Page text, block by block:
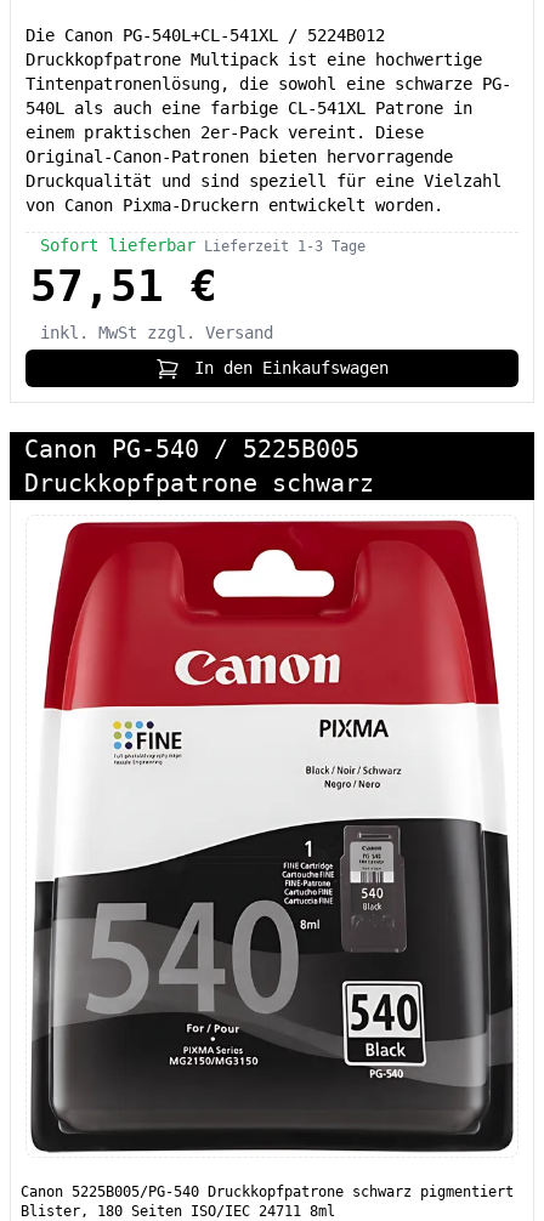
Die Canon PG-540L+CL-541XL / 5224B012
Druckkopfpatrone Multipack ist eine hochwertige
Tintenpatronenlösung, die sowohl eine schwarze PG-
540L als auch eine farbige CL-541XL Patrone in
einem praktischen 2er-Pack vereint. Diese
Original-Canon-Patronen bieten hervorragende
Druckqualität und sind speziell für eine Vielzahl
von Canon Pixma-Druckern entwickelt worden.
Sofort lieferbar Lieferzeit 1-3 Tage
57,51 €
inkl. MwSt
zzgl. Versand
In den Einkaufswagen
Canon PG-540 / 5225B005
Druckkopfpatrone schwarz
Canon 5225B005/PG-540 Druckkopfpatrone schwarz pigmentiert
Blister, 180 Seiten ISO/IEC 24711 8ml